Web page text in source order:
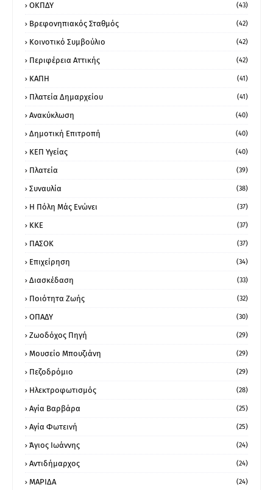
ΟΚΠΔΥ (43)
Βρεφονηπιακός Σταθμός (42)
Κοινοτικό Συμβούλιο (42)
Περιφέρεια Αττικής (42)
ΚΑΠΗ (41)
Πλατεία Δημαρχείου (41)
Ανακύκλωση (40)
Δημοτική Επιτροπή (40)
ΚΕΠ Υγείας (40)
Πλατεία (39)
Συναυλία (38)
Η Πόλη Μάς Ενώνει (37)
ΚΚΕ (37)
ΠΑΣΟΚ (37)
Επιχείρηση (34)
Διασκέδαση (33)
Ποιότητα Ζωής (32)
ΟΠΑΔΥ (30)
Ζωοδόχος Πηγή (29)
Μουσείο Μπουζιάνη (29)
Πεζοδρόμιο (29)
Ηλεκτροφωτισμός (28)
Αγία Βαρβάρα (25)
Αγία Φωτεινή (25)
Άγιος Ιωάννης (24)
Αντιδήμαρχος (24)
ΜΑΡΙΔΑ (24)